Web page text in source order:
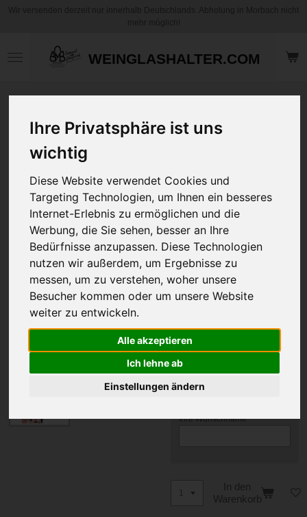
Ihre Privatsphäre ist uns
wichtig
Diese Website verwendet Cookies und
Targeting Technologien, um Ihnen ein besseres
Internet-Erlebnis zu ermöglichen und die
Werbung, die Sie sehen, besser an Ihre
Bedürfnisse anzupassen. Diese Technologien
nutzen wir außerdem, um Ergebnisse zu
messen, um zu verstehen, woher unsere
Besucher kommen oder um unsere Website
weiter zu entwickeln.
Alle akzeptieren
Ich lehne ab
Einstellungen ändern
WEINGLASHALTER.COM
Becher / Tasse -
- Ich habe den
besten Bruder der
Welt - mit und
ohne
Personalisierung
12,95 €
Art
Bruder o. Schwester
Ihre Wunschname
In den
Warenkorb